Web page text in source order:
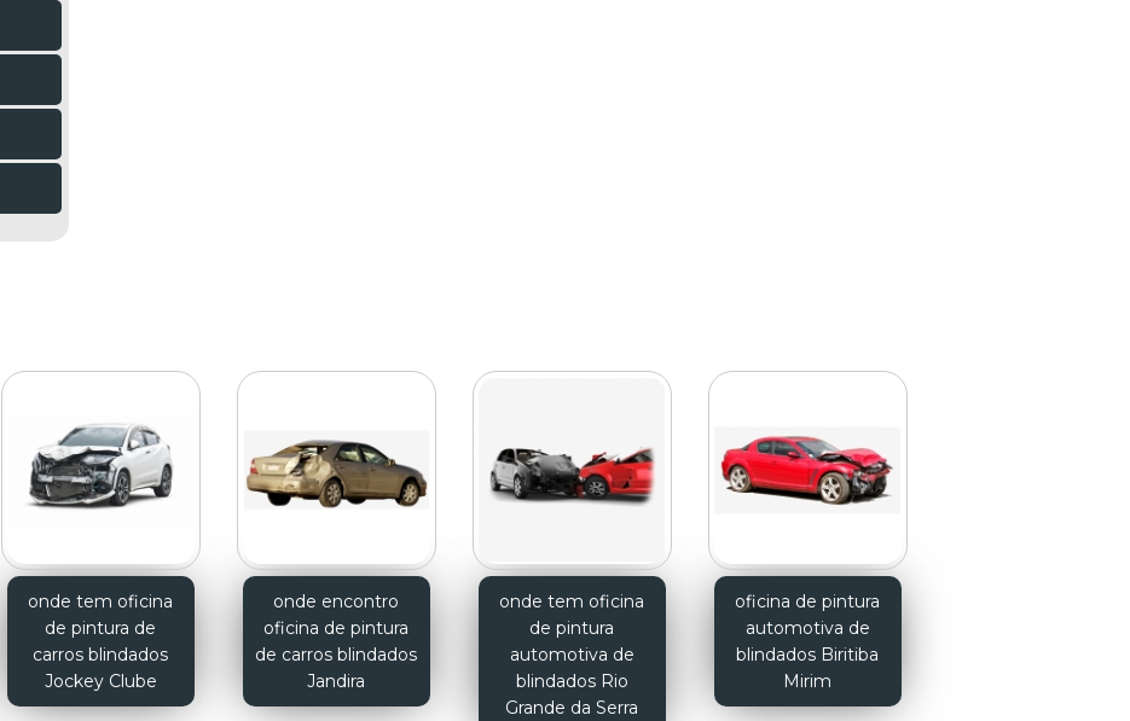
onde tem oficina
de pintura de
carros blindados
Jockey Clube
onde encontro
oficina de pintura
de carros blindados
Jandira
onde tem oficina
de pintura
automotiva de
blindados Rio
Grande da Serra
oficina de pintura
automotiva de
blindados Biritiba
Mirim